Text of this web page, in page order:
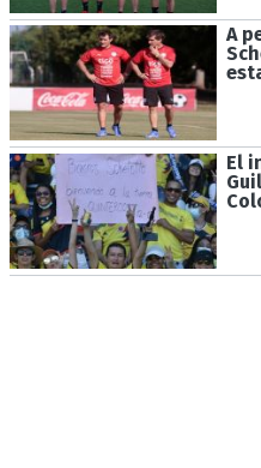
A
El